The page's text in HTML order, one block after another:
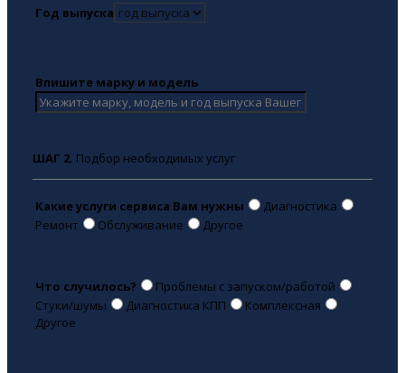
Год выпуска
Впишите марку и модель
ШАГ 2. Подбор необходимых услуг
Какие услуги сервиса Вам нужны
Диагностика
Ремонт
Обслуживание Другое
Что случилось?
Проблемы с запуском/работой
Стуки/шумы
Диагностика КПП
Комплексная
Другое